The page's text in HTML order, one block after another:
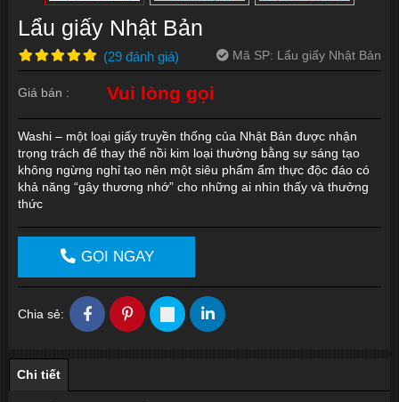
Lẩu giấy Nhật Bản
(29 đánh giá) Mã SP: Lẩu giấy Nhật Bản
Giá bán : Vui lòng gọi
Washi – một loại giấy truyền thống của Nhật Bản được nhận
trọng trách để thay thế nồi kim loại thường bằng sự sáng tạo
không ngừng nghỉ tạo nên một siêu phẩm ẩm thực độc đáo có
khả năng “gây thương nhớ” cho những ai nhìn thấy và thưởng
thức
GỌI NGAY
Chia sẻ:
Chi tiết